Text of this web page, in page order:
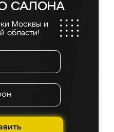
САЛОНА
Москвы и
области!